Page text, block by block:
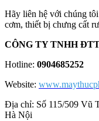
Hãy liên hệ với chúng
cơm, thiết bị chưng cất
CÔNG TY TNHH
Hotline: 0904685252
Website:
Địa chỉ: Số 115/509 Vũ
Hà Nội